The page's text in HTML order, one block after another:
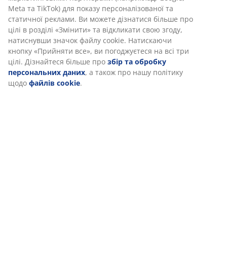
Характеристики
Відгуки
(3)
Ми персоналізуємо ваш досвід
В JYSK ми використовуємо файли cookie та мобільні